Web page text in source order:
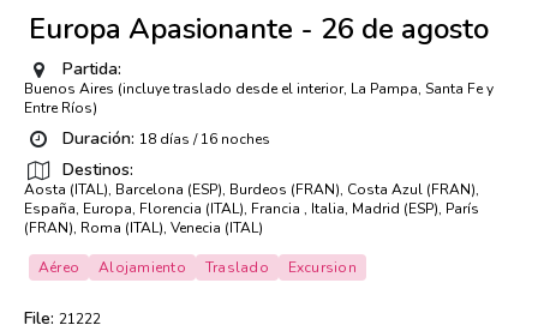
Europa Apasionante - 26 de agosto
Partida:
Buenos Aires (incluye traslado desde el interior, La Pampa, Santa Fe y
Entre Ríos)
Duración: 18 días / 16 noches
Destinos:
Aosta (ITAL), Barcelona (ESP), Burdeos (FRAN), Costa Azul (FRAN),
España, Europa, Florencia (ITAL), Francia , Italia, Madrid (ESP), París
(FRAN), Roma (ITAL), Venecia (ITAL)
Aéreo Alojamiento Traslado Excursion
File: 21222